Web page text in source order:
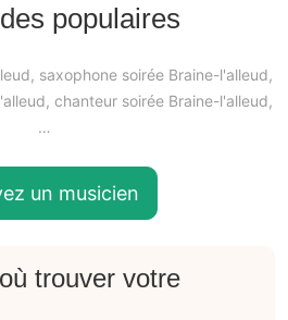
populaires
saxophone soirée Braine-l'alleud,
chanteur soirée Braine-l'alleud,
…
un musicien
trouver votre